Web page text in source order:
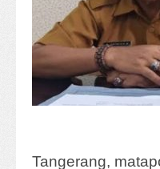
Tangerang,